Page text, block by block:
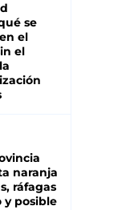
se
el
el
naranja
ráfagas
y posible